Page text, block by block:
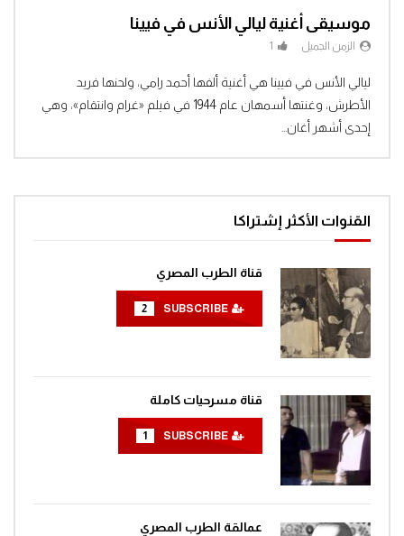
موسيقى أغنية ليالي الأنس في فيينا
الزمن الجميل 1
ليالي الأنس في فيينا هي أغنية ألفها أحمد رامي، ولحنها فريد
الأطرش، وغنتها أسمهان عام 1944 في فيلم «غرام وانتقام»، وهي
إحدى أشهر أغان...
القنوات الأكثر إشتراكا
قناة الطرب المصري
2
قناة مسرحيات كاملة
1
عمالقة الطرب المصري